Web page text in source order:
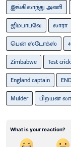
இங்கிலாந்து அணி
ஜிம்பாப்வே
லாரா
பென் ஸ்டோக்ஸ்
Zimbabwe
Test
England captain
Mulder
பிறயன்